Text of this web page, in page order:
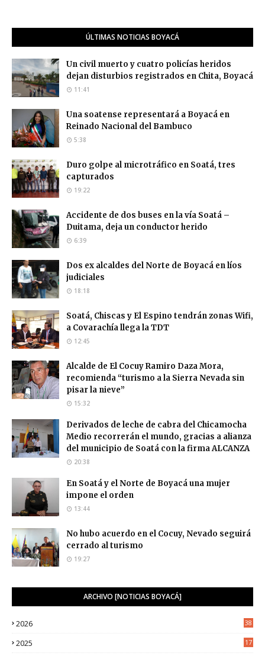
ÚLTIMAS NOTICIAS BOYACÁ
Un civil muerto y cuatro policías heridos
dejan disturbios registrados en Chita, Boyacá
11:41
Una soatense representará a Boyacá en
Reinado Nacional del Bambuco
5:38
Duro golpe al microtráfico en Soatá, tres
capturados
19:22
Accidente de dos buses en la vía Soatá –
Duitama, deja un conductor herido
6:39
Dos ex alcaldes del Norte de Boyacá en líos
judiciales
18:18
Soatá, Chiscas y El Espino tendrán zonas Wifi,
a Covarachía llega la TDT
12:45
Alcalde de El Cocuy Ramiro Daza Mora,
recomienda “turismo a la Sierra Nevada sin
pisar la nieve”
15:32
Derivados de leche de cabra del Chicamocha
Medio recorrerán el mundo, gracias a alianza
del municipio de Soatá con la firma ALCANZA
20:38
En Soatá y el Norte de Boyacá una mujer
impone el orden
13:44
No hubo acuerdo en el Cocuy, Nevado seguirá
cerrado al turismo
19:27
ARCHIVO [NOTICIAS BOYACÁ]
2026 38
2025
17